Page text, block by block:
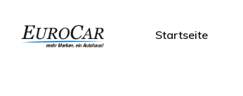
Startseite